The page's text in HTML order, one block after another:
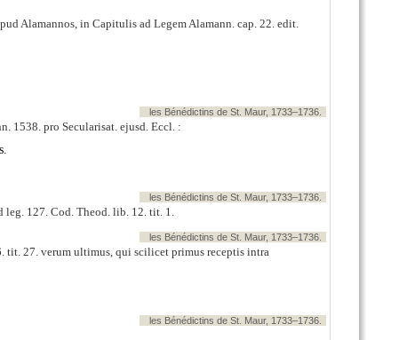
Alamannos, in Capitulis ad Legem Alamann. cap. 22. edit.
les Bénédictins de St. Maur, 1733–1736.
1538. pro Secularisat. ejusd. Eccl. :
les Bénédictins de St. Maur, 1733–1736.
127. Cod. Theod. lib. 12. tit. 1.
les Bénédictins de St. Maur, 1733–1736.
tit. 27. verum ultimus, qui scilicet primus receptis intra
les Bénédictins de St. Maur, 1733–1736.